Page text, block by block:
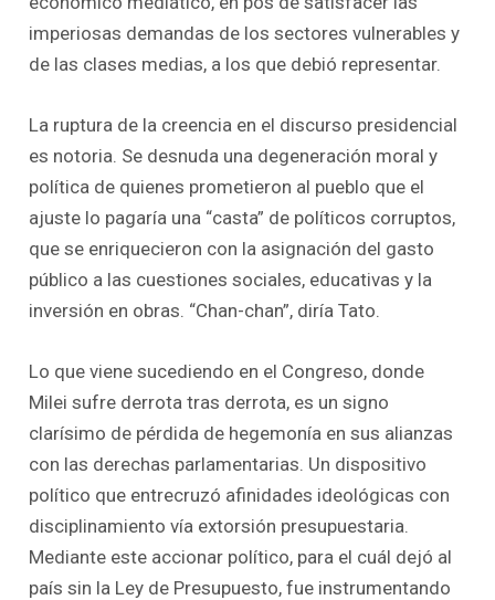
imperiosas demandas de los sectores vulnerables y
de las clases medias, a los que debió representar.
La ruptura de la creencia en el discurso presidencial
es notoria. Se desnuda una degeneración moral y
política de quienes prometieron al pueblo que el
ajuste lo pagaría una “casta” de políticos corruptos,
que se enriquecieron con la asignación del gasto
público a las cuestiones sociales, educativas y la
inversión en obras. “Chan-chan”, diría Tato.
Lo que viene sucediendo en el Congreso, donde
Milei sufre derrota tras derrota, es un signo
clarísimo de pérdida de hegemonía en sus alianzas
con las derechas parlamentarias. Un dispositivo
político que entrecruzó afinidades ideológicas con
disciplinamiento vía extorsión presupuestaria.
Mediante este accionar político, para el cuál dejó al
país sin la Ley de Presupuesto, fue instrumentando